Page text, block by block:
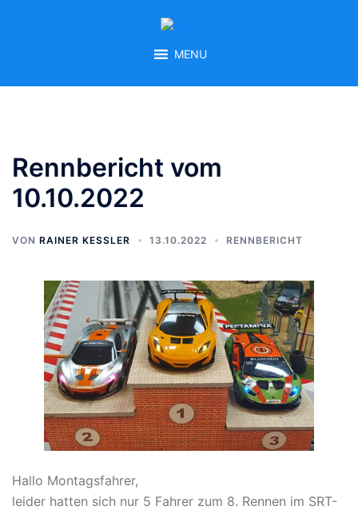
MENU
Rennbericht vom
10.10.2022
VON RAINER KESSLER 13.10.2022 RENNBERICHT
Hallo Montagsfahrer,
leider hatten sich nur 5 Fahrer zum 8. Rennen im SRT-